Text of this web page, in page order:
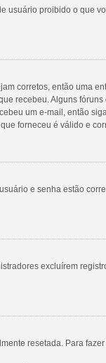
proibido o que
corretos, então uma
recebeu. Alguns
um e-mail, então
forneceu é válido e
e senha estão
excluírem
resetada. Para